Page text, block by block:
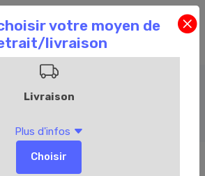
Entrées froides